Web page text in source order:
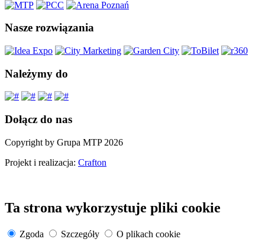
Nasze rozwiązania
Należymy do
Dołącz do nas
Copyright by Grupa MTP 2026
Projekt i realizacja: Crafton
Ta strona wykorzystuje pliki cookie
Zgoda Szczegóły O plikach cookie